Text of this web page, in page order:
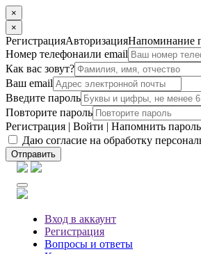
×
×
РегистрацияАвторизацияНапоминание
Номер телефонаили email
Как вас зовут?
Ваш email
Введите пароль
Повторите пароль
Регистрация | Войти | Напомнить пароль
Даю согласие на обработку
Отправить
Вход в аккаунт
Регистрация
Вопросы и ответы